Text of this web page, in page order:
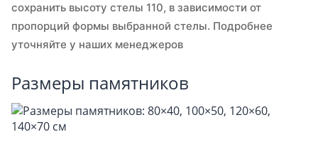
сохранить высоту стелы 110, в зависимости от
пропорций формы выбранной стелы. Подробнее
уточняйте у наших менеджеров
Размеры памятников